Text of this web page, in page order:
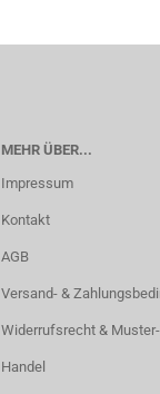
MEHR ÜBER...
Impressum
Kontakt
AGB
Versand- &
Widerrufsrecht &
Handel